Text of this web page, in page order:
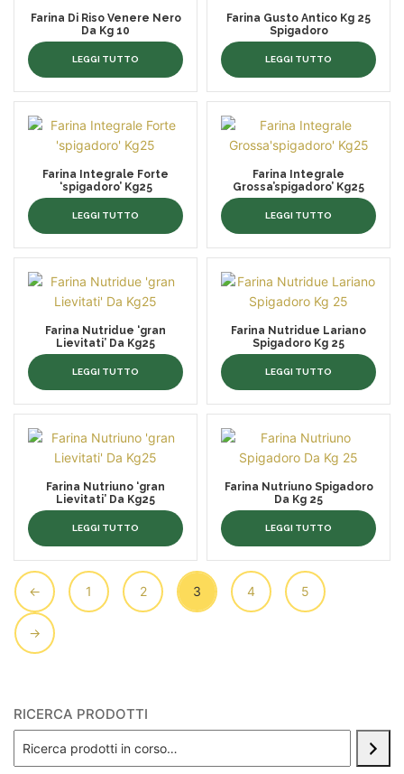
Farina Di Riso Venere Nero
Da Kg 10
LEGGI TUTTO
Farina Gusto Antico Kg 25
Spigadoro
LEGGI TUTTO
Farina Integrale Forte
‘spigadoro’ Kg25
LEGGI TUTTO
Farina Integrale
Grossa’spigadoro’ Kg25
LEGGI TUTTO
Farina Nutridue ‘gran
Lievitati’ Da Kg25
LEGGI TUTTO
Farina Nutridue Lariano
Spigadoro Kg 25
LEGGI TUTTO
Farina Nutriuno ‘gran
Lievitati’ Da Kg25
LEGGI TUTTO
Farina Nutriuno Spigadoro
Da Kg 25
LEGGI TUTTO
← 1 2 3 4 5
→
RICERCA PRODOTTI